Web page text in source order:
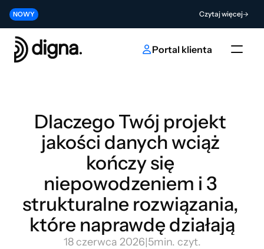
NOWY Czytaj więcej
Wersja 2026.06 — wprowadzenie Data Observability do Twojego kodu
NOWY Współtwórz przyszłość innowacji w obszarze sztucznej inteligencji i
Portal klienta
Dlaczego Twój projekt
jakości danych wciąż
kończy się
niepowodzeniem i 3
strukturalne rozwiązania,
które naprawdę działają
18 czerwca 2026|5min. czyt.